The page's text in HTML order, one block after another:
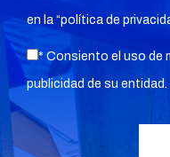
en la “política de
* Consiento el uso de
publicidad de su entidad.